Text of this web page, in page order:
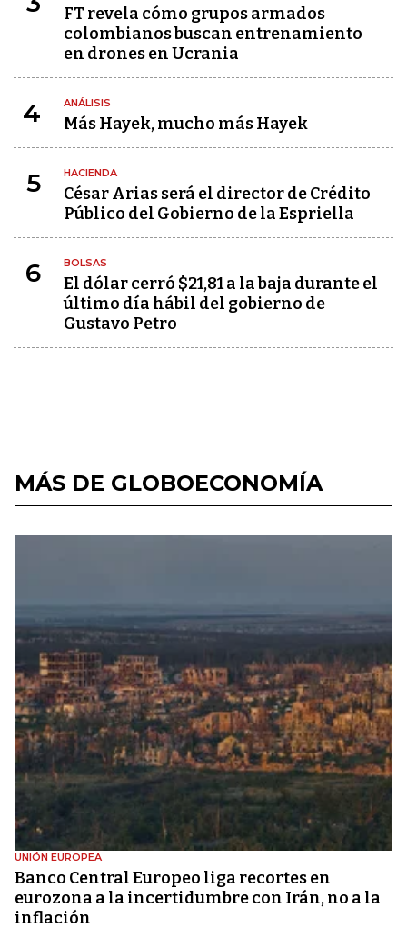
FT revela cómo grupos armados
colombianos buscan entrenamiento
en drones en Ucrania
4 ANÁLISIS
Más Hayek, mucho más Hayek
5 HACIENDA
César Arias será el director de Crédito
Público del Gobierno de la Espriella
6 BOLSAS
El dólar cerró $21,81 a la baja durante el
último día hábil del gobierno de
Gustavo Petro
MÁS DE GLOBOECONOMÍA
UNIÓN EUROPEA
Banco Central Europeo liga recortes en
eurozona a la incertidumbre con Irán, no a la
inflación